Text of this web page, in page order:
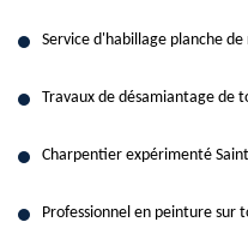
Service d'habillage planche
Travaux de désamiantage de
Charpentier expérimenté
Professionnel en peinture sur